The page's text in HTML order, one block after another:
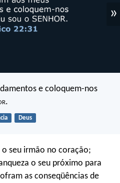
»
e coloquem-nos
.
Deus
seu irmão no coração;
o seu próximo para
as conseqüências de